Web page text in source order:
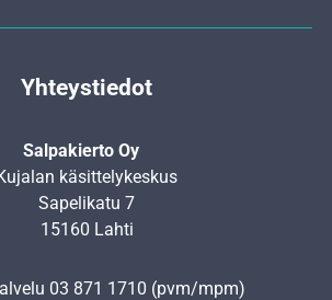
Yhteystiedot
Salpakierto Oy
käsittelykeskus
Sapelikatu 7
15160 Lahti
03 871 1710 (pvm/mpm)